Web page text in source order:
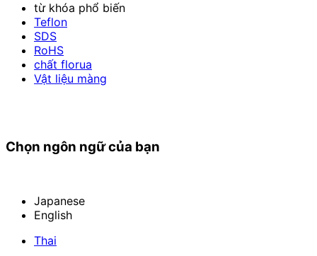
từ khóa phổ biến
Teflon
SDS
RoHS
chất florua
Vật liệu màng
Chọn ngôn ngữ của bạn
Japanese
English
Thai